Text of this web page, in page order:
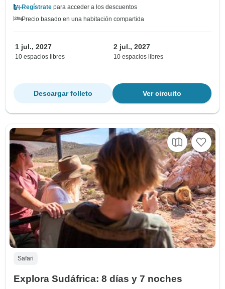
Regístrate para acceder a los descuentos
Precio basado en una habitación compartida
1 jul., 2027
10 espacios libres
2 jul., 2027
10 espacios libres
Ver circuito
Descargar folleto
Safari
Explora Sudáfrica: 8 días y 7 noches